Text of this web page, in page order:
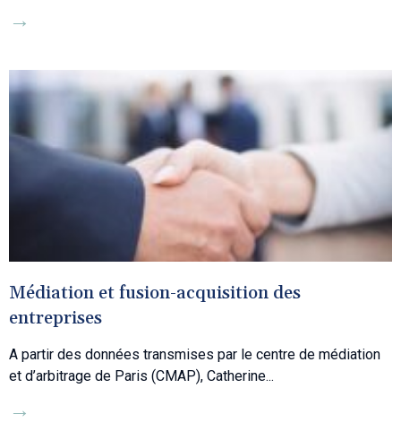
→
Médiation et fusion-acquisition des
entreprises
A partir des données transmises par le centre de médiation
et d’arbitrage de Paris (CMAP), Catherine
→